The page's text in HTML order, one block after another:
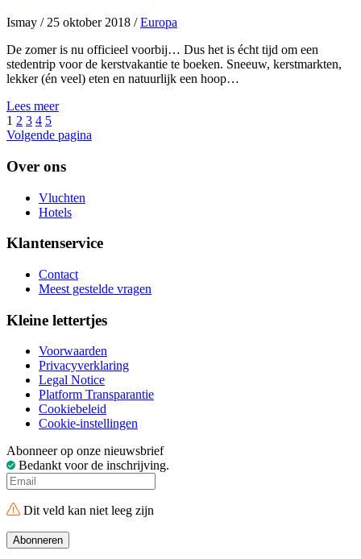
Ismay /25 oktober 2018 / Europa
De zomer is nu officieel voorbij… Dus het is écht tijd om een
stedentrip voor de kerstvakantie te boeken. Sneeuw, kerstmarkten,
lekker (én veel) eten en natuurlijk een hoop…
Lees meer
1 2 3 4 5
Volgende pagina
Over ons
Vluchten
Hotels
Klantenservice
Contact
Meest gestelde vragen
Kleine lettertjes
Voorwaarden
Privacyverklaring
Legal Notice
Platform Transparantie
Cookiebeleid
Cookie-instellingen
Abonneer op onze nieuwsbrief
Bedankt voor de inschrijving.
Dit veld kan niet leeg zijn
Abonneren